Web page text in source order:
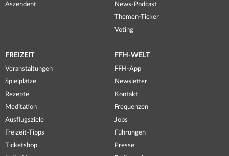
Aszendent
News-Podcast
Themen-Ticker
Voting
FREIZEIT
Veranstaltungen
Spielplätze
Rezepte
Meditation
Ausflugsziele
Freizeit-Tipps
Ticketshop
FFH-WELT
FFH-App
Newsletter
Kontakt
Frequenzen
Jobs
Führungen
Presse